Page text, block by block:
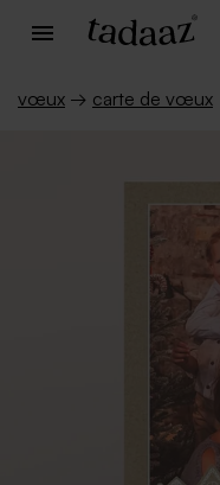
vœux → carte de vœux